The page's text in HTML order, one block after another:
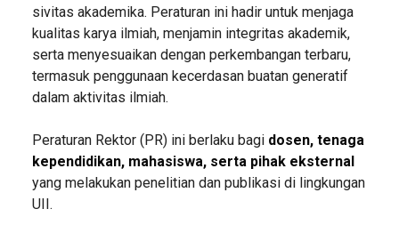
sivitas akademika. Peraturan ini hadir untuk menjaga
kualitas karya ilmiah, menjamin integritas akademik,
serta menyesuaikan dengan perkembangan terbaru,
termasuk penggunaan kecerdasan buatan generatif
dalam aktivitas ilmiah.
Peraturan Rektor (PR) ini berlaku bagi dosen, tenaga
kependidikan, mahasiswa, serta pihak eksternal
yang melakukan penelitian dan publikasi di lingkungan
UII.